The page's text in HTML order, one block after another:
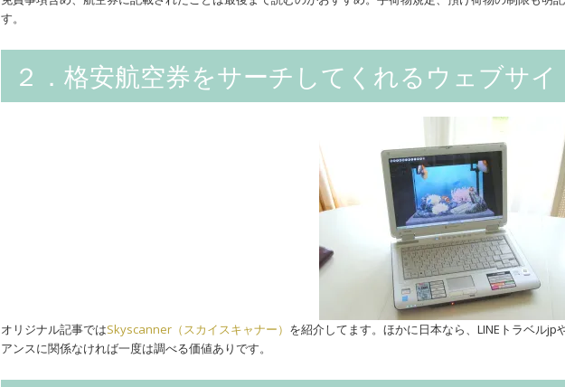
す。
２．格安航空券をサーチしてくれるウェブサ
オリジナル記事ではSkyscanner（スカイスキャナー） を紹介してます。ほかに日本なら、LINEトラベル
アンスに関係なければ一度は調べる価値ありです。